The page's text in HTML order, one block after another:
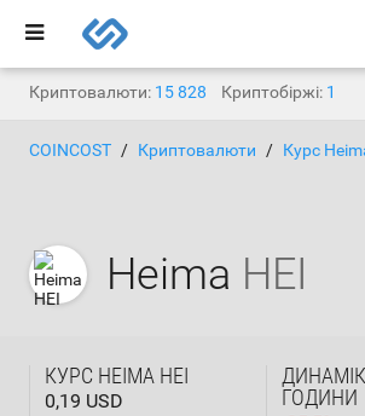
Криптовалюти: 15 828 Криптобіржі: 1
COINCOST Криптовалюти Курс
Heima HEI
КУРС HEIMA HEI
0,19 USD
ГОДИНИ